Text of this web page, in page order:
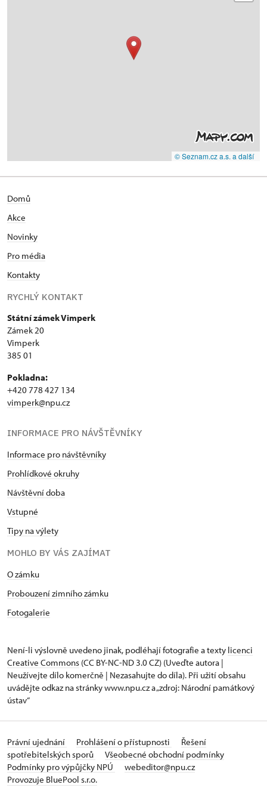
© Seznam.cz a.s. a další
Domů
Akce
Novinky
Pro média
Kontakty
RYCHLÝ KONTAKT
Státní zámek Vimperk
Zámek 20
Vimperk
385 01
Pokladna:
+420 778 427 134
vimperk@npu.cz
INFORMACE PRO NÁVŠTĚVNÍKY
Informace pro návštěvníky
Prohlídkové okruhy
Návštěvní doba
Vstupné
Tipy na výlety
MOHLO BY VÁS ZAJÍMAT
O zámku
Probouzení zimního zámku
Fotogalerie
Není-li výslovně uvedeno jinak, podléhají fotografie a texty licenci
Creative Commons (CC BY-NC-ND 3.0 CZ) (Uveďte autora |
Neužívejte dílo komerčně | Nezasahujte do díla). Při užití obsahu
uvádějte odkaz na stránky www.npu.cz a „zdroj: Národní památkový
ústav“
Právní ujednání Prohlášení o přístupnosti
Řešení
spotřebitelských sporů
Všeobecné obchodní podmínky
Podmínky pro výpůjčky NPÚ
webeditor@npu.cz
Provozuje BluePool s.r.o.